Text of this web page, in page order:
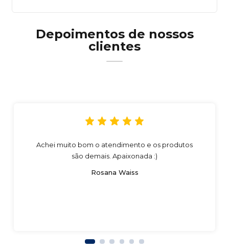
Depoimentos de nossos
clientes
Achei muito bom o atendimento e os produtos
são demais. Apaixonada :)
Rosana Waiss